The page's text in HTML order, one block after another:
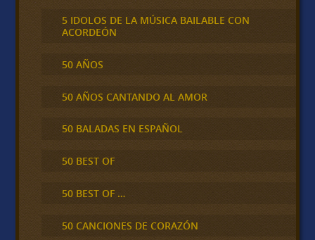
5 IDOLOS DE LA MÚSICA BAILABLE CON
ACORDEÓN
50 AÑOS
50 AÑOS CANTANDO AL AMOR
50 BALADAS EN ESPAÑOL
50 BEST OF
50 BEST OF …
50 CANCIONES DE CORAZÓN